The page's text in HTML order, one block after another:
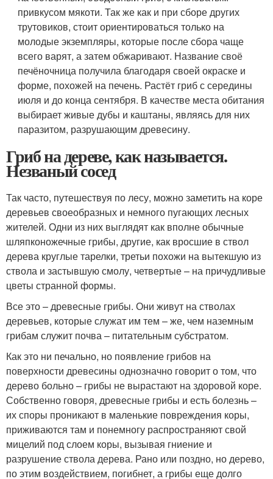
привкусом мякоти. Так же как и при сборе других
трутовиков, стоит ориентироваться только на
молодые экземпляры, которые после сбора чаще
всего варят, а затем обжаривают. Название своё
печёночница получила благодаря своей окраске и
форме, похожей на печень. Растёт гриб с середины
июля и до конца сентября. В качестве места обитания
выбирает живые дубы и каштаны, являясь для них
паразитом, разрушающим древесину.
Гриб на дереве, как называется.
Незваный сосед
Так часто, путешествуя по лесу, можно заметить на коре
деревьев своеобразных и немного пугающих лесных
жителей. Одни из них выглядят как вполне обычные
шляпконожечные грибы, другие, как вросшие в ствол
дерева круглые тарелки, третьи похожи на вытекшую из
ствола и застывшую смолу, четвертые – на причудливые
цветы странной формы.
Все это – древесные грибы. Они живут на стволах
деревьев, которые служат им тем – же, чем наземным
грибам служит почва – питательным субстратом.
Как это ни печально, но появление грибов на
поверхности древесины однозначно говорит о том, что
дерево больно – грибы не вырастают на здоровой коре.
Собственно говоря, древесные грибы и есть болезнь –
их споры проникают в маленькие повреждения коры,
приживаются там и понемногу распространяют свой
мицелий под слоем коры, вызывая гниение и
разрушение ствола дерева. Рано или поздно, но дерево,
по этим воздействием, погибнет, а грибы еще долго